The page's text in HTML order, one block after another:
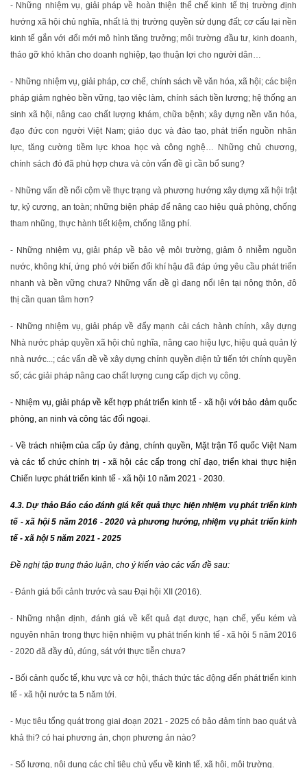
- Những nhiệm vụ, giải pháp về hoàn thiện thể chế kinh tế thị trường định
hướng xã hội chủ nghĩa, nhất là thị trường quyền sử dụng đất; cơ cấu lại nền
kinh tế gắn với đổi mới mô hình tăng trưởng; môi trường đầu tư, kinh doanh,
tháo gỡ khó khăn cho doanh nghiệp, tạo thuận lợi cho người dân…
- Những nhiệm vụ, giải pháp, cơ chế, chính sách về văn hóa, xã hội; các biện
pháp giảm nghèo bền vững, tạo việc làm, chính sách tiền lương; hệ thống an
sinh xã hội, nâng cao chất lượng khám, chữa bệnh; xây dựng nền văn hóa,
đạo đức con người Việt Nam; giáo dục và đào tạo, phát triển nguồn nhân
lực, tăng cường tiềm lực khoa học và công nghệ… Những chủ chương,
chính sách đó đã phù hợp chưa và còn vấn đề gì cần bổ sung?
- Những vấn đề nổi cộm về thực trạng và phương hướng xây dựng xã hội trật
tự, kỷ cương, an toàn; những biện pháp để nâng cao hiệu quả phòng, chống
tham nhũng, thực hành tiết kiệm, chống lãng phí.
- Những nhiệm vụ, giải pháp về bảo vệ môi trường, giảm ô nhiễm nguồn
nước, không khí, ứng phó với biến đổi khí hậu đã đáp ứng yêu cầu phát triển
nhanh và bền vững chưa? Những vấn đề gì đang nổi lên tại nông thôn, đô
thị cần quan tâm hơn?
- Những nhiệm vụ, giải pháp về đẩy mạnh cải cách hành chính, xây dựng
Nhà nước pháp quyền xã hội chủ nghĩa, nâng cao hiệu lực, hiệu quả quản lý
nhà nước...; các vấn đề về xây dựng chính quyền điện tử tiến tới chính quyền
số; các giải pháp nâng cao chất lượng cung cấp dịch vụ công.
- Nhiệm vụ, giải pháp về kết hợp phát triển kinh tế - xã hội với bảo đảm quốc
phòng, an ninh và công tác đối ngoại.
- Về trách nhiệm của cấp ủy đảng, chính quyền, Mặt trận Tổ quốc Việt Nam
và các tổ chức chính trị - xã hội các cấp trong chỉ đạo, triển khai thực hiện
Chiến lược phát triển kinh tế - xã hội 10 năm 2021 - 2030.
4.3. Dự thảo Báo cáo đánh giá kết quả thực hiện nhiệm vụ phát triển kinh
tế - xã hội 5 năm 2016 - 2020 và phương hướng, nhiệm vụ phát triển kinh
tế - xã hội 5 năm 2021 - 2025
Đề nghị tập trung thảo luận, cho ý kiến vào các vấn đề sau:
- Đánh giá bối cảnh trước và sau Đại hội XII (2016).
- Những nhận định, đánh giá về kết quả đạt được, hạn chế, yếu kém và
nguyên nhân trong thực hiện nhiệm vụ phát triển kinh tế - xã hội 5 năm 2016
- 2020 đã đầy đủ, đúng, sát với thực tiễn chưa?
- Bối cảnh quốc tế, khu vực và cơ hội, thách thức tác động đến phát triển kinh
tế - xã hội nước ta 5 năm tới.
- Mục tiêu tổng quát trong giai đoạn 2021 - 2025 có bảo đảm tính bao quát và
khả thi? có hai phương án, chọn phương án nào?
- Số lượng, nội dung các chỉ tiêu chủ yếu về kinh tế, xã hội, môi trường.